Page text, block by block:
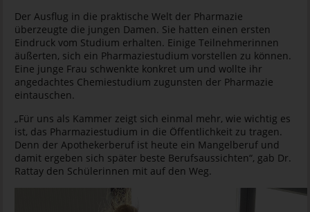
Der Ausflug in die praktische Welt der Pharmazie
überzeugte die jungen Damen. Sie hatten einen ersten
Eindruck vom Studium erhalten. Einige Teilnehmerinnen
äußerten, sich ein Pharmaziestudium vorstellen zu können.
Eine junge Frau schwenkte konkret um und wollte ihr
angedachtes Chemiestudium zugunsten der Pharmazie
eintauschen.
„Für uns als Kammer zeigt sich einmal mehr, wie wichtig es
ist, das Pharmaziestudium in die Öffentlichkeit zu tragen.
Denn der Apothekerberuf ist heute ein Mangelberuf und
damit ergeben sich später beste Berufsaussichten“, gab Dr.
Rattay den Schülerinnen mit auf den Weg.